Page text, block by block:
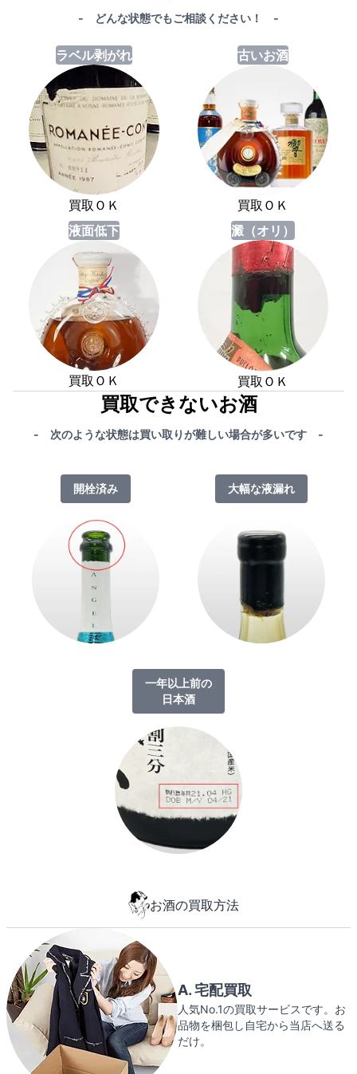
- どんな状態でもご相談ください！ -
ラベル剥がれ
買取ＯＫ
古いお酒
買取ＯＫ
液面低下
買取ＯＫ
澱（オリ）
買取ＯＫ
買取できないお酒
- 次のような状態は買い取りが難しい場合が多いです -
開栓済み 大幅な液漏れ
一年以上前の
日本酒
お酒の買取方法
A. 宅配買取
人気No.1の買取サービスです。お
品物を梱包し自宅から当店へ送る
だけ。